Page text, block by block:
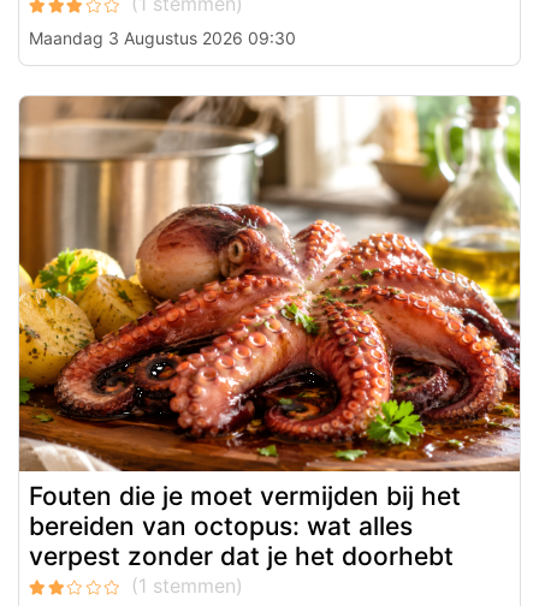
Maandag 3 Augustus 2026 09:30
Fouten die je moet vermijden bij het
bereiden van octopus: wat alles
verpest zonder dat je het doorhebt